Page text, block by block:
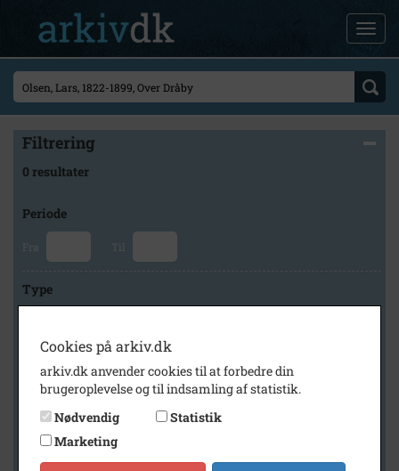
Filtrering
0 resultater
Periode
Fra Til
Type
Arkiv
Frederikssund Lokalhistoriske Arkiver Jægerspris Arkiv
Cookies på arkiv.dk
arkiv.dk anvender cookies til at forbedre din
brugeroplevelse og til indsamling af statistik.
Nødvendig
Statistik
Marketing